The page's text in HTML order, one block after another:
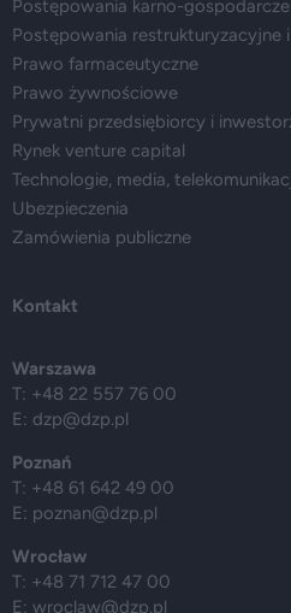
Postępowania karno-gospodarcze
Postępowania restrukturyzacyjne
Prawo farmaceutyczne
Prawo żywnościowe
Prywatni przedsiębiorcy i
Rynek venture capital
Technologie, media,
Ubezpieczenia
Zamówienia publiczne
Kontakt
Warszawa
T: +48 22 557 76 00
E: dzp@dzp.pl
Poznań
T: +48 61 642 49 00
E: poznan@dzp.pl
Wrocław
T: +48 71 712 47 00
E: wroclaw@dzp.pl